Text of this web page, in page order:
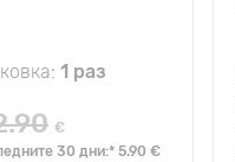
1 раз
€
30 дни:* 5.90 €